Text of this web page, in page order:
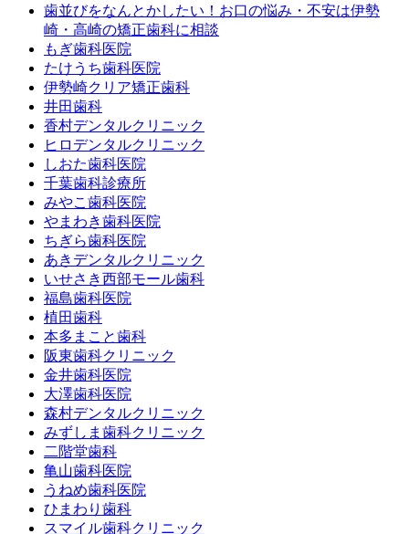
歯並びをなんとかしたい！お口の悩み・不安は伊勢
崎・高崎の矯正歯科に相談
もぎ歯科医院
たけうち歯科医院
伊勢崎クリア矯正歯科
井田歯科
香村デンタルクリニック
ヒロデンタルクリニック
しおた歯科医院
千葉歯科診療所
みやこ歯科医院
やまわき歯科医院
ちぎら歯科医院
あきデンタルクリニック
いせさき西部モール歯科
福島歯科医院
植田歯科
本多まこと歯科
阪東歯科クリニック
金井歯科医院
大澤歯科医院
森村デンタルクリニック
みずしま歯科クリニック
二階堂歯科
亀山歯科医院
うねめ歯科医院
ひまわり歯科
スマイル歯科クリニック